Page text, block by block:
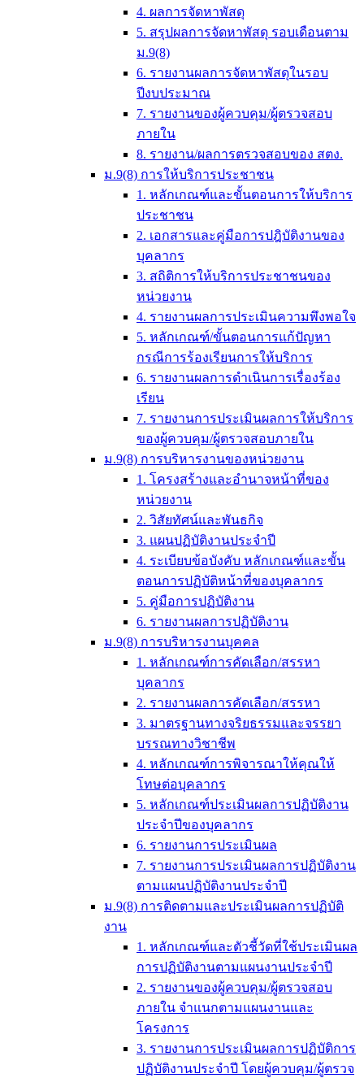
4. ผลการจัดหาพัสดุ
5. สรุปผลการจัดหาพัสดุ รอบเดือนตาม
ม.9(8)
6. รายงานผลการจัดหาพัสดุในรอบ
ปีงบประมาณ
7. รายงานของผู้ควบคุม/ผู้ตรวจสอบ
ภายใน
8. รายงาน/ผลการตรวจสอบของ สตง.
ม.9(8) การให้บริการประชาชน
1. หลักเกณฑ์และขั้นตอนการให้บริการ
ประชาชน
2. เอกสารและคู่มือการปฎิบัติงานของ
บุคลากร
3. สถิติการให้บริการประชาชนของ
หน่วยงาน
4. รายงานผลการประเมินความพึงพอใจ
5. หลักเกณฑ์/ขั้นตอนการแก้ปัญหา
กรณีการร้องเรียนการให้บริการ
6. รายงานผลการดำเนินการเรื่องร้อง
เรียน
7. รายงานการประเมินผลการให้บริการ
ของผู้ควบคุม/ผู้ตรวจสอบภายใน
ม.9(8) การบริหารงานของหน่วยงาน
1. โครงสร้างและอำนาจหน้าที่ของ
หน่วยงาน
2. วิสัยทัศน์และพันธกิจ
3. แผนปฏิบัติงานประจำปี
4. ระเบียบข้อบังคับ หลักเกณฑ์และขั้น
ตอนการปฏิบัติหน้าที่ของบุคลากร
5. คู่มือการปฏิบัติงาน
6. รายงานผลการปฏิบัติงาน
ม.9(8) การบริหารงานบุคคล
1. หลักเกณฑ์การคัดเลือก/สรรหา
บุคลากร
2. รายงานผลการคัดเลือก/สรรหา
3. มาตรฐานทางจริยธรรมและจรรยา
บรรณทางวิชาชีพ
4. หลักเกณฑ์การพิจารณาให้คุณให้
โทษต่อบุคลากร
5. หลักเกณฑ์ประเมินผลการปฏิบัติงาน
ประจำปีของบุคลากร
6. รายงานการประเมินผล
7. รายงานการประเมินผลการปฏิบัติงาน
ตามแผนปฏิบัติงานประจำปี
ม.9(8) การติดตามและประเมินผลการปฏิบัติ
งาน
1. หลักเกณฑ์และตัวชี้วัดที่ใช้ประเมินผล
การปฏิบัติงานตามแผนงานประจำปี
2. รายงานของผู้ควบคุม/ผู้ตรวจสอบ
ภายใน จำแนกตามแผนงานและ
โครงการ
3. รายงานการประเมินผลการปฏิบัติการ
ปฏิบัติงานประจำปี โดยผู้ควบคุม/ผู้ตรวจ